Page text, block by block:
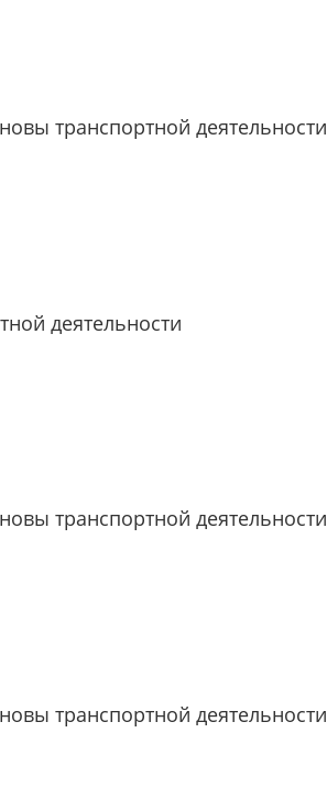
транспортной деятельности
деятельности
транспортной деятельности
транспортной деятельности